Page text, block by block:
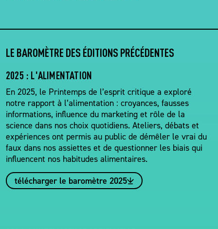
LE BAROMÈTRE DES ÉDITIONS PRÉCÉDENTES
2025 : L'ALIMENTATION
En 2025, le Printemps de l’esprit critique a exploré
notre rapport à l’alimentation : croyances, fausses
informations, influence du marketing et rôle de la
science dans nos choix quotidiens. Ateliers, débats et
expériences ont permis au public de démêler le vrai du
faux dans nos assiettes et de questionner les biais qui
influencent nos habitudes alimentaires.
télécharger le baromètre 2025